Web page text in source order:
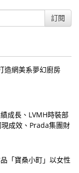
訂閱
造網美系夢幻廚房
成長、LVMH時裝部
成效、Prada集團財
「寶桑小町」以女性